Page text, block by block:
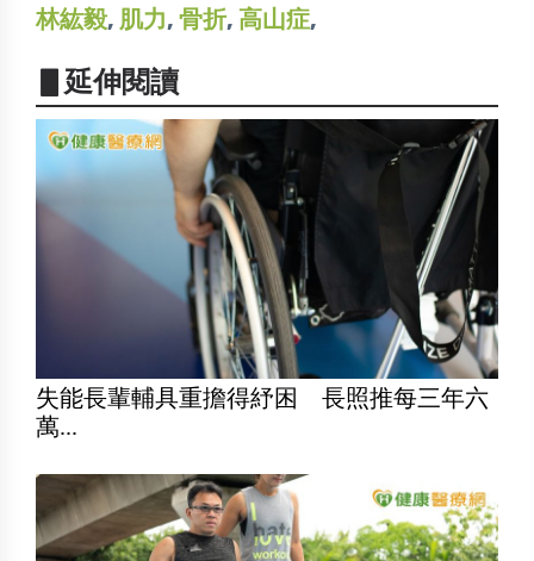
林紘毅, 肌力, 骨折, 高山症,
▋延伸閱讀
失能長輩輔具重擔得紓困 長照推每三年六
萬...